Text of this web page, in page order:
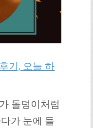
기, 오늘 하
돌덩이처럼
가 눈에 들